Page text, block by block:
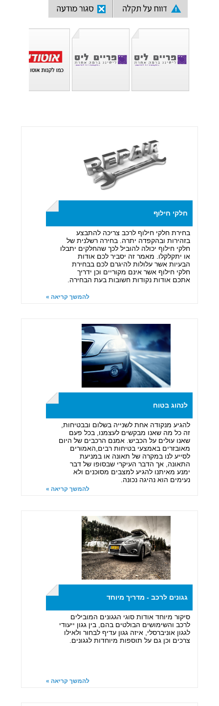
חלקי חילוף
בחירת חלקי חילוף לרכב צריכה להתבצע
בזהירות ובהקפדה יתרה. בחירה רשלנית של
חלקי חילוף יכולה להוביל לכך שהחלקים יתבלו
או יתקלקלו. מאמר זה יסביר לכם אודות
הבעיות אשר עלולות להיגרם לכם בבחירת
חלקי חילוף אשר אינם מקוריים וכן ידריך
אתכם אודות נקודות חשובות בעת הבחירה.
להמשך קריאה »
לנהוג בטוח
להגיע מנקודה אחת לשנייה בשלום ובבטיחות,
זה כל מה שאנו מבקשים לעצמנו, בכל פעם
שאנו עולים על הכביש. אמנם הרכבים של היום
מאובזרים באמצעי בטיחות רבים,האמורים
לסייע לנו במקרה של תאונה או במניעת
התאונה, אך הדבר העיקרי שבסופו של דבר
ימנע מאיתנו להגיע למצבים מסוכנים ולא
נעימים הוא נהיגה נכונה.
להמשך קריאה »
גגונים לרכב - מדריך מיוחד
סיקור מיוחד אודות סוגי הגגונים המובילים
לרכב והשימושים הבולטים בהם, בין גגון ייעודי
לגגון אוניברסלי, איזה גגון עדיף לבחור ולאילו
צרכים וכן גם על תוספות מיוחדות לגגונים.
להמשך קריאה »